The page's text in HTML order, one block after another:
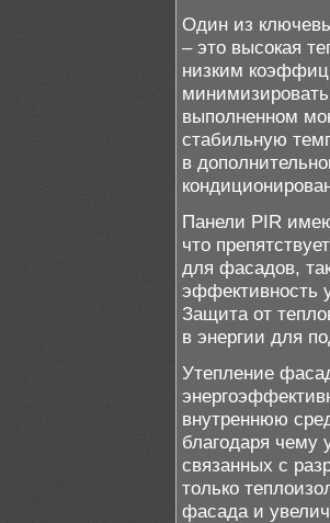
Один из
– это высокая
низким
выполненном
стабильную
в
Панели PIR
что
для фасадов,
эффективность
Защита от
в энергии для
Утепление
внутреннюю
благодаря чему
связанных с
только
фасада и